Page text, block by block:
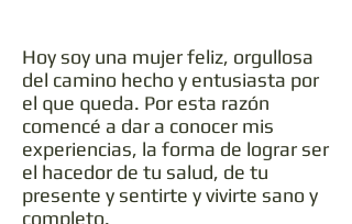
Hoy soy una mujer feliz, orgullosa
del camino hecho y entusiasta por
el que queda. Por esta razón
comencé a dar a conocer mis
experiencias, la forma de lograr ser
el hacedor de tu salud, de tu
presente y sentirte y vivirte sano y
completo.